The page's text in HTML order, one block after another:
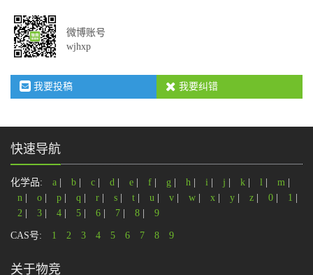
微博账号
wjhxp
我要投稿 我要纠错
快速导航
化学品: a b c d e f g h i j k l m
n
o p q r s t u v w x y z 0 1
2
3 4 5 6 7 8 9
CAS号: 1 2 3 4 5 6 7 8 9
关于物竞